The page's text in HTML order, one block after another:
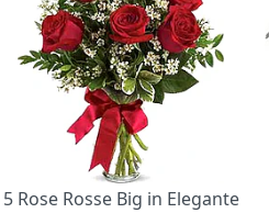
5 Rose Rosse Big in Elegante